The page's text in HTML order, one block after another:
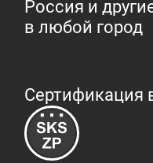
Россия и
в любой город
Сертификация